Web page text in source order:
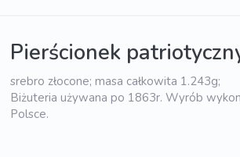
Pierścionek
srebro złocone; masa całkowita 1.243g;
Biżuteria używana po 1863r. Wyrób
Polsce.